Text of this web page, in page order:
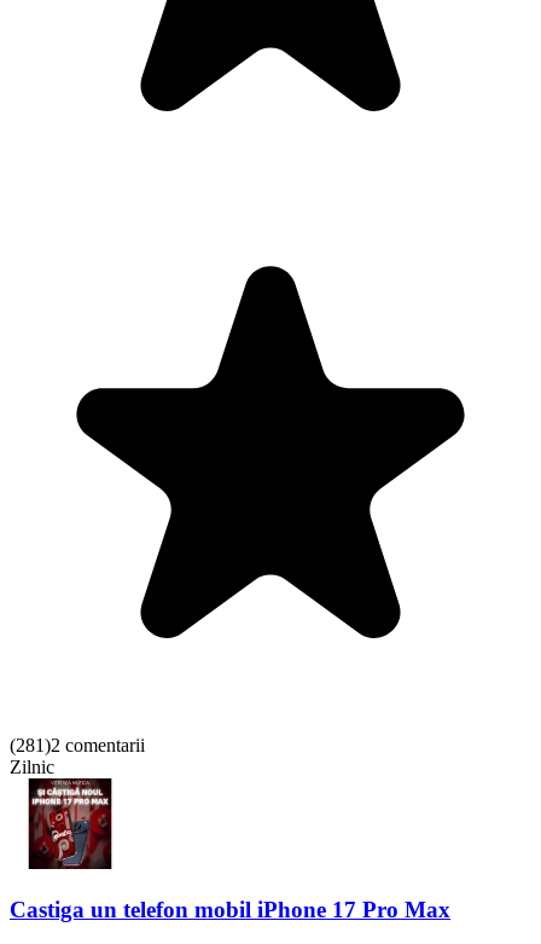
(281)2 comentarii
Zilnic
Castiga un telefon mobil iPhone 17 Pro Max